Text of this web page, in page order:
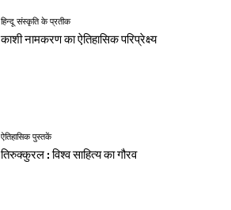
हिन्दू संस्कृति के प्रतीक
काशी नामकरण का ऐतिहासिक परिप्रेक्ष्य
ऐतिहासिक पुस्तकें
तिरुक्कुरल : विश्व साहित्य का गौरव